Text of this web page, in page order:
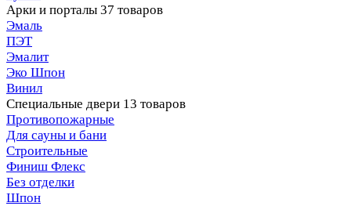
Арки и порталы 37 товаров
Эмаль
ПЭТ
Эмалит
Эко Шпон
Винил
Специальные двери 13 товаров
Противопожарные
Для сауны и бани
Строительные
Финиш Флекс
Без отделки
Шпон